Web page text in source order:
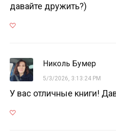
давайте дружить?)
Николь Бумер
5/3/2026, 3:13:24 PM
У вас отличные книги!